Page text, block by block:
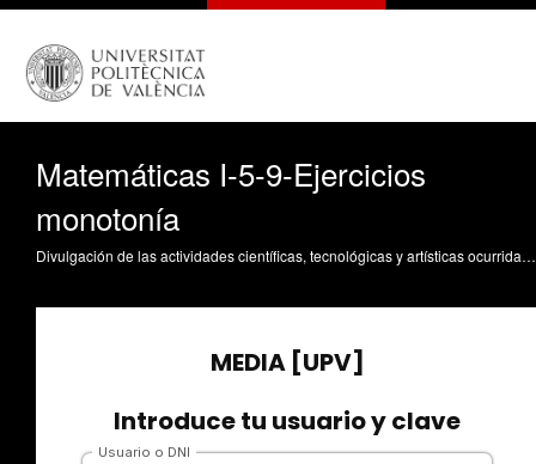
Matemáticas I-5-9-Ejercicios
monotonía
Divulgación de las actividades científicas, tecnológicas y artísticas ocurridas en los tres campus de la UPV